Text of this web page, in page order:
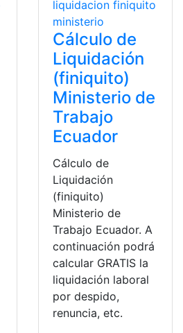
Cálculo de
Liquidación
(finiquito)
Ministerio de
Trabajo
Ecuador
Cálculo de
Liquidación
(finiquito)
Ministerio de
Trabajo Ecuador. A
continuación podrá
calcular GRATIS la
liquidación laboral
por despido,
renuncia, etc.